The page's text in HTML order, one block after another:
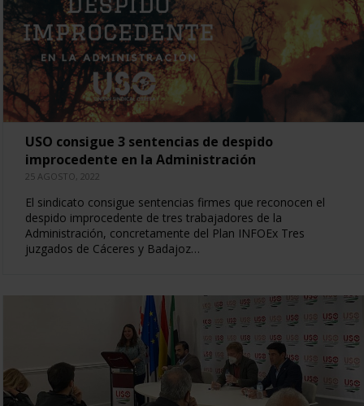
USO consigue 3 sentencias de despido
improcedente en la Administración
25 AGOSTO, 2022
El sindicato consigue sentencias firmes que reconocen el
despido improcedente de tres trabajadores de la
Administración, concretamente del Plan INFOEx Tres
juzgados de Cáceres y Badajoz…